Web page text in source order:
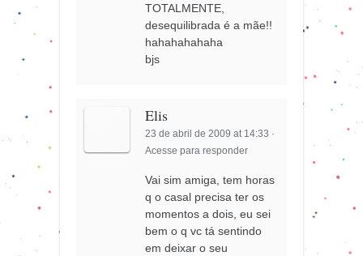
TOTALMENTE,
desequilibrada é a mãe!!
hahahahahaha
bjs
Elis
23 de abril de 2009 at 14:33 ·
Acesse para responder
Vai sim amiga, tem horas
q o casal precisa ter os
momentos a dois, eu sei
bem o q vc tá sentindo
em deixar o seu